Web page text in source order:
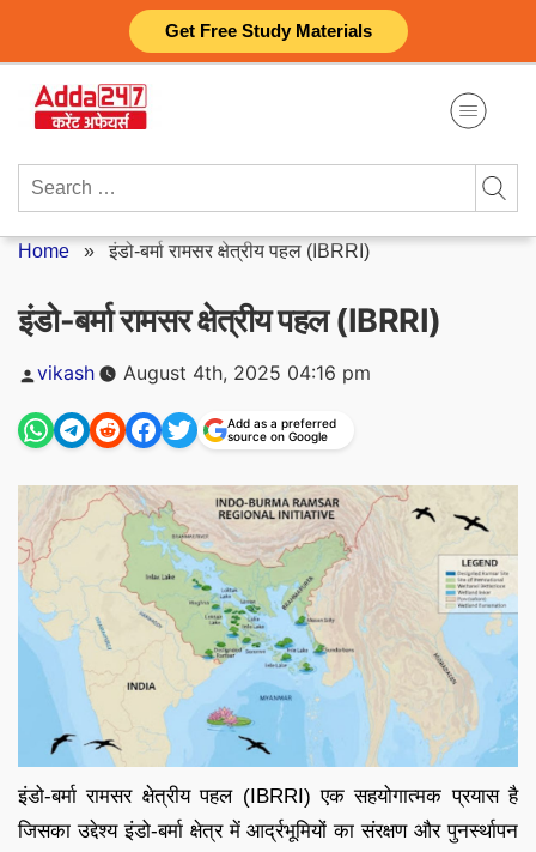
Get Free Study Materials
content
Search
Home »इंडो-बर्मा रामसर क्षेत्रीय पहल (IBRRI)
इंडो-बर्मा रामसर क्षेत्रीय पहल (IBRRI)
Posted
vikash August 4th, 2025 04:16 pm
Add as a preferred
source on Google
इंडो-बर्मा रामसर क्षेत्रीय पहल (IBRRI) एक सहयोगात्मक प्रयास है
जिसका उद्देश्य इंडो-बर्मा क्षेत्र में आर्द्रभूमियों का संरक्षण और पुनर्स्थापन